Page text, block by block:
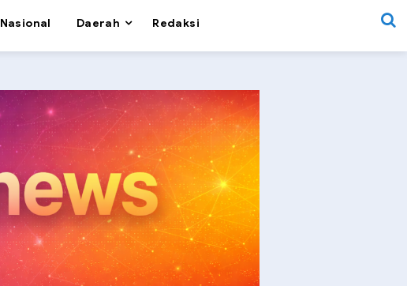
Nasional Daerah Redaksi